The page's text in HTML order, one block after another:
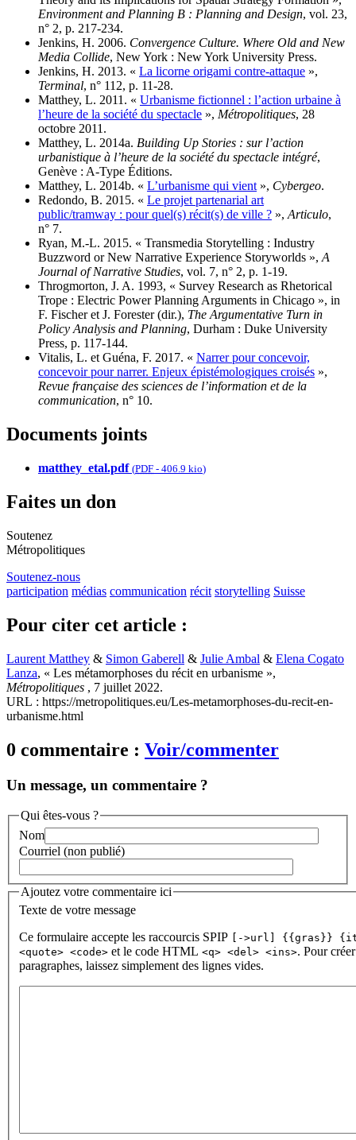
Environment and Planning B : Planning and Design, vol. 23,
n° 2, p. 217-234.
Jenkins, H. 2006. Convergence Culture. Where Old and New
Media Collide, New York : New York University Press.
Jenkins, H. 2013. « La licorne origami contre-attaque »,
Terminal, n° 112, p. 11-28.
Matthey, L. 2011. « Urbanisme fictionnel : l’action urbaine à
l’heure de la société du spectacle », Métropolitiques, 28
octobre 2011.
Matthey, L. 2014a. Building Up Stories : sur l’action
urbanistique à l’heure de la société du spectacle intégré,
Genève : A-Type Éditions.
Matthey, L. 2014b. « L’urbanisme qui vient », Cybergeo.
Redondo, B. 2015. « Le projet partenarial art
public/tramway : pour quel(s) récit(s) de ville ? », Articulo,
n° 7.
Ryan, M.-L. 2015. « Transmedia Storytelling : Industry
Buzzword or New Narrative Experience Storyworlds », A
Journal of Narrative Studies, vol. 7, n° 2, p. 1-19.
Throgmorton, J. A. 1993, « Survey Research as Rhetorical
Trope : Electric Power Planning Arguments in Chicago », in
F. Fischer et J. Forester (dir.), The Argumentative Turn in
Policy Analysis and Planning, Durham : Duke University
Press, p. 117-144.
Vitalis, L. et Guéna, F. 2017. « Narrer pour concevoir,
concevoir pour narrer. Enjeux épistémologiques croisés »,
Revue française des sciences de l’information et de la
communication, n° 10.
Documents joints
matthey_etal.pdf (PDF - 406.9 kio)
Faites un don
Soutenez
Métropolitiques
Soutenez-nous
participation médias communication récit storytelling Suisse
Pour citer cet article :
Laurent Matthey & Simon Gaberell & Julie Ambal & Elena Cogato
Lanza, « Les métamorphoses du récit en urbanisme »,
Métropolitiques , 7 juillet 2022.
URL : https://metropolitiques.eu/Les-metamorphoses-du-recit-en-
urbanisme.html
0 commentaire : Voir/commenter
Un message, un commentaire ?
Qui êtes-vous ?
Nom
Courriel (non publié)
Ajoutez votre commentaire ici
Texte de votre message
Ce formulaire accepte les raccourcis SPIP
[->url] {{gras}}
<quote> <code> et le code HTML <q> <del> <ins>. Pour
paragraphes, laissez simplement des lignes vides.